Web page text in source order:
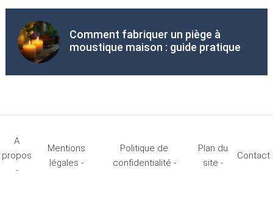
Comment fabriquer un piège à
moustique maison : guide pratique
A
propos
-
Mentions
légales -
Politique de
confidentialité -
Plan du
site -
Contact